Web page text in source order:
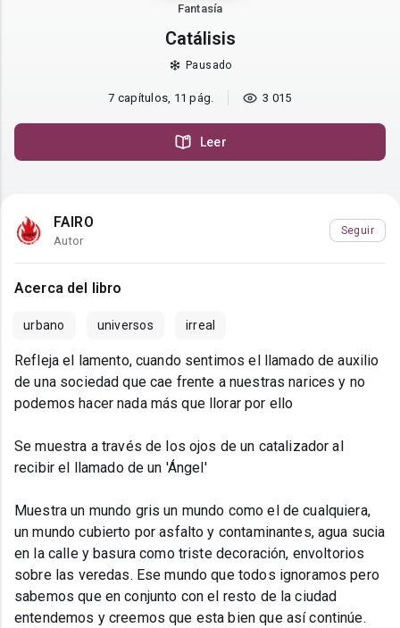
Fantasía
Catálisis
Pausado
7 capítulos, 11 pág. 3 015
Leer
FAIRO
Autor
Seguir
Acerca del libro
urbano universos irreal
Refleja el lamento, cuando sentimos el llamado de auxilio
de una sociedad que cae frente a nuestras narices y no
podemos hacer nada más que llorar por ello
Se muestra a través de los ojos de un catalizador al
recibir el llamado de un 'Ángel'
Muestra un mundo gris un mundo como el de cualquiera,
un mundo cubierto por asfalto y contaminantes, agua sucia
en la calle y basura como triste decoración, envoltorios
sobre las veredas. Ese mundo que todos ignoramos pero
sabemos que en conjunto con el resto de la ciudad
entendemos y creemos que esta bien que así continúe.